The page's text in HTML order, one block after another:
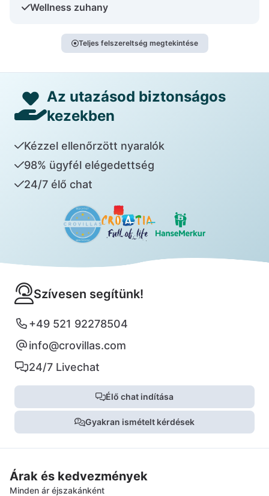
Wellness zuhany
Teljes felszereltség megtekintése
Az utazásod biztonságos
kezekben
Kézzel ellenőrzött nyaralók
98% ügyfél elégedettség
24/7 élő chat
Szívesen segítünk!
+49 521 92278504
info@crovillas.com
24/7 Livechat
Élő chat indítása
Gyakran ismételt kérdések
Árak és kedvezmények
Minden ár éjszakánként